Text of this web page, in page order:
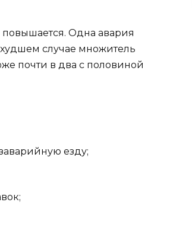
Одна авария
худшем случае множитель
почти в два с половиной
езду;